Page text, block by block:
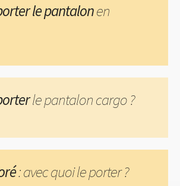
le pantalonen
le pantalon cargo ?
: avec quoi le porter ?